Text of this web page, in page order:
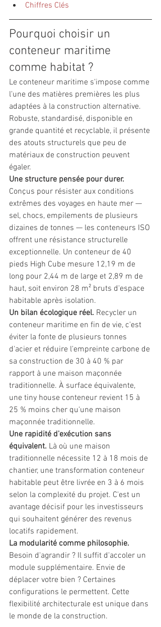
Chiffres Clés
Pourquoi choisir un
conteneur maritime
comme habitat ?
Le conteneur maritime s'impose comme
l'une des matières premières les plus
adaptées à la construction alternative.
Robuste, standardisé, disponible en
grande quantité et recyclable, il présente
des atouts structurels que peu de
matériaux de construction peuvent
égaler.
Une structure pensée pour durer.
Conçus pour résister aux conditions
extrêmes des voyages en haute mer —
sel, chocs, empilements de plusieurs
dizaines de tonnes — les conteneurs ISO
offrent une résistance structurelle
exceptionnelle. Un conteneur de 40
pieds High Cube mesure 12,19 m de
long pour 2,44 m de large et 2,89 m de
haut, soit environ 28 m² bruts d'espace
habitable après isolation.
Un bilan écologique réel. Recycler un
conteneur maritime en fin de vie, c'est
éviter la fonte de plusieurs tonnes
d'acier et réduire l'empreinte carbone de
sa construction de 30 à 40 % par
rapport à une maison maçonnée
traditionnelle. À surface équivalente,
une tiny house conteneur revient 15 à
25 % moins cher qu'une maison
maçonnée traditionnelle.
Une rapidité d'exécution sans
équivalent. Là où une maison
traditionnelle nécessite 12 à 18 mois de
chantier, une transformation conteneur
habitable peut être livrée en 3 à 6 mois
selon la complexité du projet. C'est un
avantage décisif pour les investisseurs
qui souhaitent générer des revenus
locatifs rapidement.
La modularité comme philosophie.
Besoin d'agrandir ? Il suffit d'accoler un
module supplémentaire. Envie de
déplacer votre bien ? Certaines
configurations le permettent. Cette
flexibilité architecturale est unique dans
le monde de la construction.